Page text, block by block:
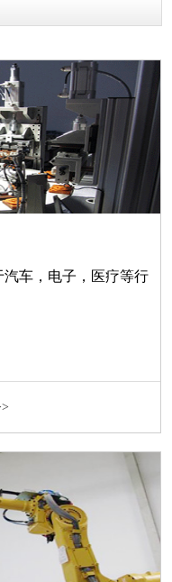
车，电子，医疗等行